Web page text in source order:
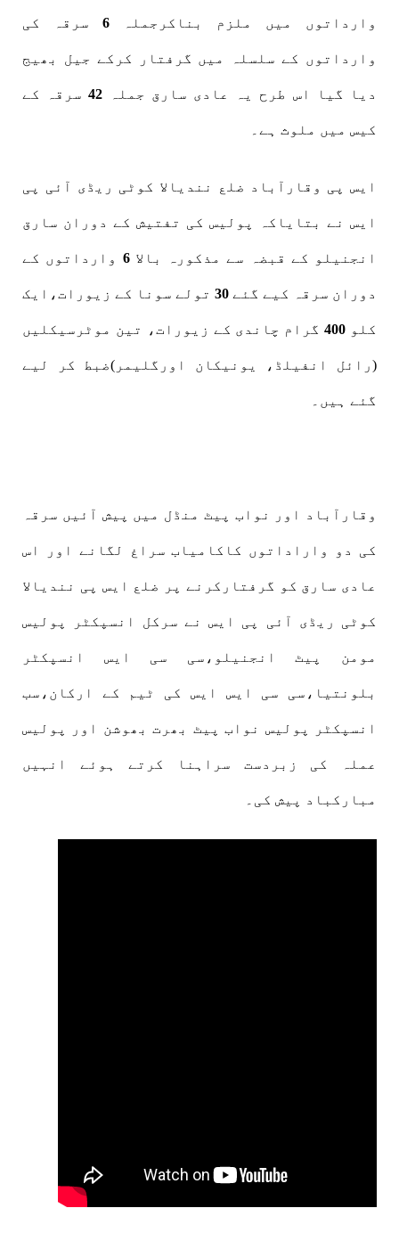
وارداتوں میں ملزم بناکرجملہ 6 سرقہ کی
وارداتوں کے سلسلہ میں گرفتار کرکے جیل بھیج
دیا گیا اس طرح یہ عادی سارق جملہ 42سرقہ کے
کیس میں ملوث ہے۔
ایس پی وقارآباد ضلع نندیالا کوٹی ریڈی آئی پی
ایس نے بتایاکہ پولیس کی تفتیش کے دوران سارق
انجنیلو کے قبضہ سے مذکورہ بالا6 وارداتوں کے
دوران سرقہ کیے گئے 30 تولے سونا کے زیورات،ایک
کلو 400گرام چاندی کے زیورات، تین موٹرسیکلیں
(رائل انفیلڈ، یونیکان اورگلیمر)ضبط کر لیے
گئے ہیں۔
وقارآباد اور نواب پیٹ منڈل میں پیش آئیں سرقہ
کی دو واراداتوں کاکامیاب سراغ لگانے اور اس
عادی سارق کو گرفتارکرنے پر ضلع ایس پی نندیالا
کوٹی ریڈی آئی پی ایس نے سرکل انسپکٹر پولیس
مومن پیٹ انجنیلو،سی سی ایس انسپکٹر
بلونتیا،سی سی ایس ایس کی ٹیم کے ارکان،سب
انسپکٹر پولیس نواب پیٹ بھرت بھوشن اور پولیس
عملہ کی زبردست سراہنا کرتے ہوئے انہیں
مبارکباد پیش کی۔